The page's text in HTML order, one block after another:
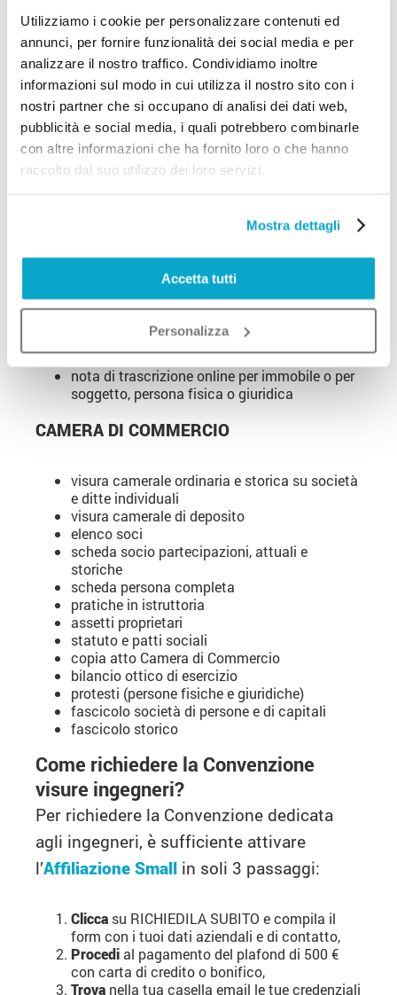
Utilizziamo i cookie per personalizzare contenuti ed
annunci, per fornire funzionalità dei social media e per
analizzare il nostro traffico. Condividiamo inoltre
informazioni sul modo in cui utilizza il nostro sito con i
nostri partner che si occupano di analisi dei dati web,
pubblicità e social media, i quali potrebbero combinarle
con altre informazioni che ha fornito loro o che hanno
raccolto dal suo utilizzo dei loro servizi.
Mostra dettagli
Accetta tutti
Personalizza
catastali per ingegneri
e ricevere visure
estratte da:
CATASTO
visura catastale nazionali e provinciali per
soggetto, persona fisica o giuridica
ispezione catastale per immobile, terreno o
visura catastale IMU, TARI e TASI
CONSERVATORIA RR.II.
ispezione ipotecaria per soggetto, persona
fisica o giuridica, o per immobile
visura ipotecaria pregiudizievoli per soggetto,
persona fisica e giuridica
nota di trascrizione online per immobile o per
soggetto, persona fisica o giuridica
CAMERA DI COMMERCIO
visura camerale ordinaria e storica su società
e ditte individuali
visura camerale di deposito
elenco soci
scheda socio partecipazioni, attuali e
storiche
scheda persona completa
pratiche in istruttoria
assetti proprietari
statuto e patti sociali
copia atto Camera di Commercio
bilancio ottico di esercizio
protesti (persone fisiche e giuridiche)
fascicolo società di persone e di capitali
fascicolo storico
Come richiedere la Convenzione
visure ingegneri?
Per richiedere la Convenzione dedicata
agli ingegneri, è sufficiente attivare
l’Affiliazione Small in soli 3 passaggi:
Clicca su RICHIEDILA SUBITO e compila il
form con i tuoi dati aziendali e di contatto,
Procedial pagamento del plafond di 500 €
con carta di credito o bonifico,
Trova nella tua casella email le tue credenziali